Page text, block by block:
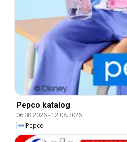
Pepco katalog
06.08.2026- 12.08.2026
Pepco